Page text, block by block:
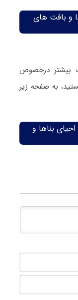
و بافت های
بیشتر درخصوص
به صفحه زیر
بناها و
(منتشر